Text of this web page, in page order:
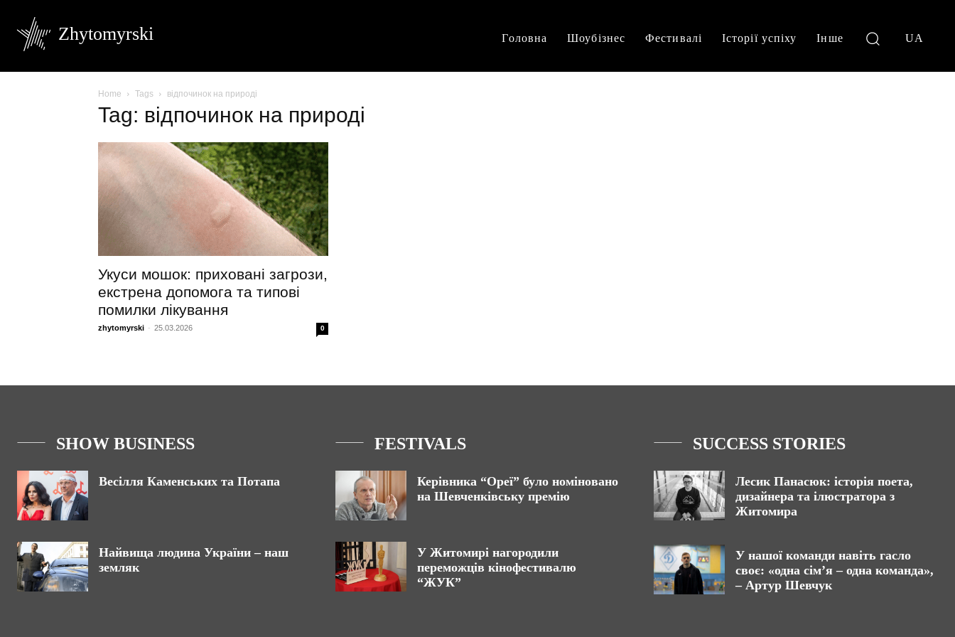
Zhytomyrski Головна Шоубізнес Фестивалі Історії успіху Інше UA
Home Tags відпочинок на природі
Tag: відпочинок на природі
Укуси мошок: приховані загрози,
екстрена допомога та типові
помилки лікування
zhytomyrski - 25.03.2026 0
SHOW BUSINESS
Весілля Каменських та Потапа
Найвища людина України – наш
земляк
FESTIVALS
Керівника “Ореї” було номіновано
на Шевченківську премію
У Житомирі нагородили
переможців кінофестивалю
“ЖУК”
SUCCESS STORIES
Лесик Панасюк: історія поета,
дизайнера та ілюстратора з
Житомира
У нашої команди навіть гасло
своє: «одна сім’я – одна команда»,
– Артур Шевчук